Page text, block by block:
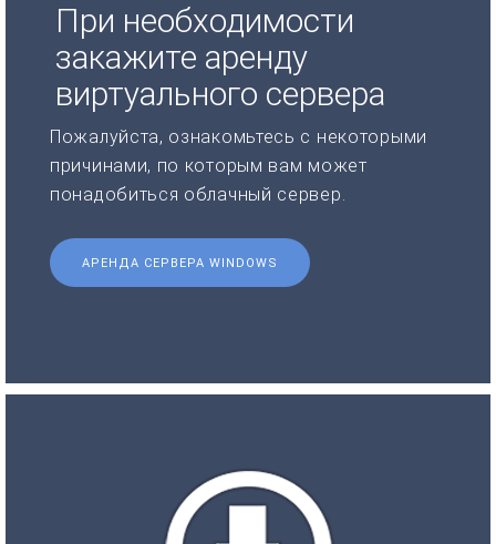
При необходимости
закажите аренду
виртуального сервера
Пожалуйста, ознакомьтесь с некоторыми
причинами, по которым вам может
понадобиться облачный сервер.
АРЕНДА СЕРВЕРА WINDOWS